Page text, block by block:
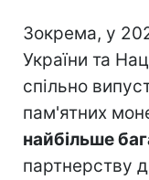
Зокрема, у
України та
спільно
пам'ятних
найбільше
партнерству